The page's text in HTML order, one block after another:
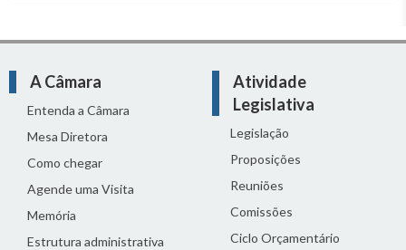
A Câmara
Entenda a Câmara
Mesa Diretora
Como chegar
Agende uma Visita
Memória
Estrutura administrativa
Atividade
Legislativa
Legislação
Proposições
Reuniões
Comissões
Ciclo Orçamentário